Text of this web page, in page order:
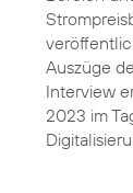
Auszüge
Interview
2023 im